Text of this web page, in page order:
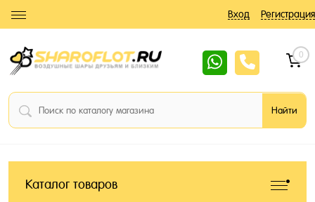
Вход Регистрация
0
Каталог товаров